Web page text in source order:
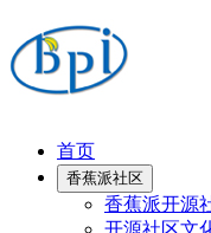
首页
香蕉派社区
香蕉派开源
开源社区文